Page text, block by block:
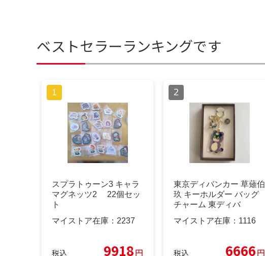
ベストセラーランキングです
スプラトゥーン3 キャラ
マグネッツ2 22個セッ
ト
マイストア在庫： 2237
税込 9918円
東京ディバンカー 草薙伯
玖 キーホルダー バッグ
チャーム 東ディバ
マイストア在庫： 1116
税込 6666円